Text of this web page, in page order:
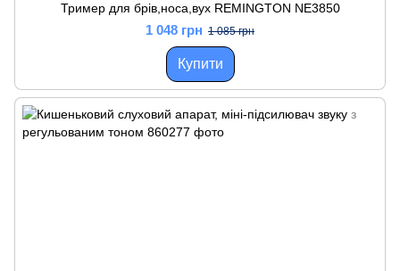
Тример для брів,носа,вух REMINGTON NE3850
1 048 грн 1 085 грн
Купити